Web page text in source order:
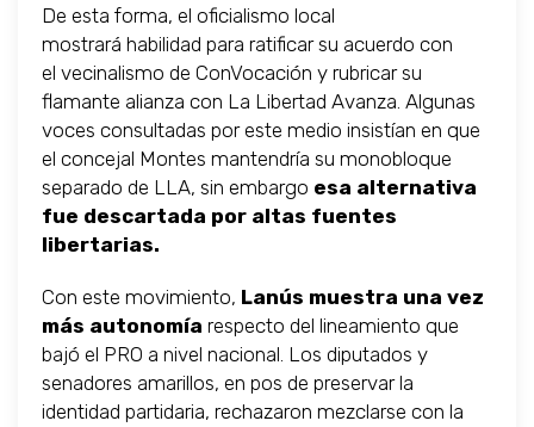
De esta forma, el oficialismo local
mostrará habilidad para ratificar su acuerdo con
el vecinalismo de ConVocación y rubricar su
flamante alianza con La Libertad Avanza. Algunas
voces consultadas por este medio insistían en que
el concejal Montes mantendría su monobloque
separado de LLA, sin embargo esa alternativa
fue descartada por altas fuentes
libertarias.
Con este movimiento, Lanús muestra una vez
más autonomía respecto del lineamiento que
bajó el PRO a nivel nacional. Los diputados y
senadores amarillos, en pos de preservar la
identidad partidaria, rechazaron mezclarse con la